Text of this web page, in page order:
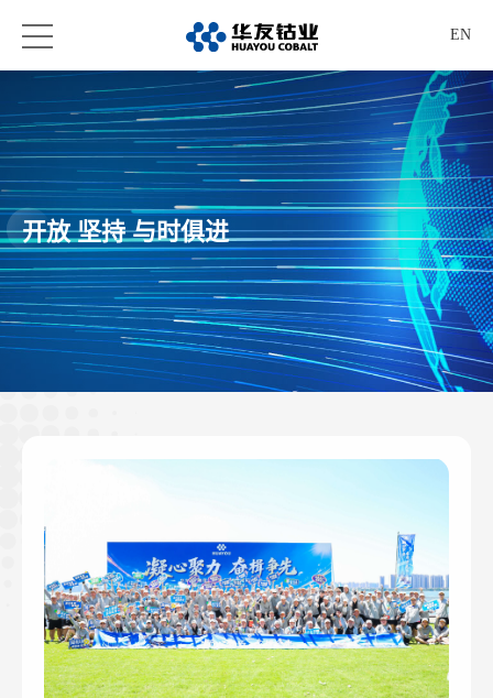
EN
开放 坚持 与时俱进